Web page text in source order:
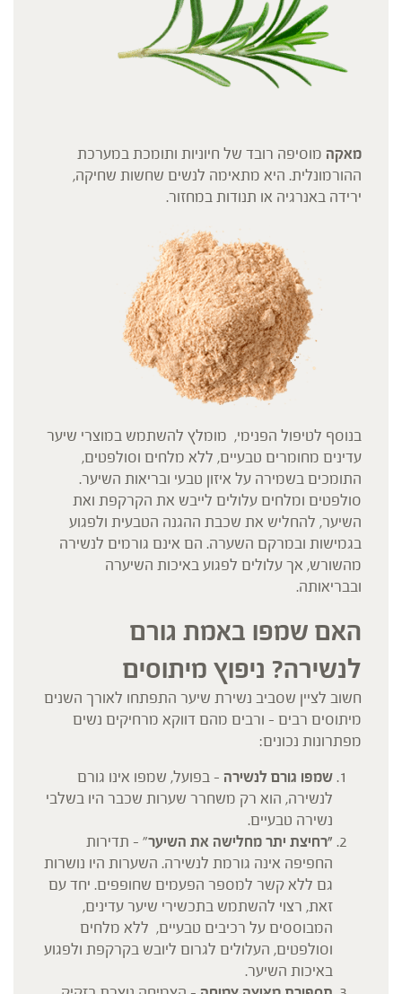
מאקה מוסיפה רובד של חיוניות ותומכת במערכת
ההורמונלית. היא מתאימה לנשים שחשות שחיקה,
ירידה באנרגיה או תנודות במחזור.
בנוסף לטיפול הפנימי, מומלץ להשתמש במוצרי שיער
עדינים מחומרים טבעיים, ללא מלחים וסולפטים,
התומכים בשמירה על איזון טבעי ובריאות השיער.
סולפטים ומלחים עלולים לייבש את הקרקפת ואת
השיער, להחליש את שכבת ההגנה הטבעית ולפגוע
בגמישות ובמרקם השערה. הם אינם גורמים לנשירה
מהשורש, אך עלולים לפגוע באיכות השיערה
ובבריאותה.
האם שמפו באמת גורם
לנשירה? ניפוץ מיתוסים
חשוב לציין שסביב נשירת שיער התפתחו לאורך השנים
מיתוסים רבים – ורבים מהם דווקא מרחיקים נשים
מפתרונות נכונים:
שמפו גורם לנשירה – בפועל, שמפו אינו גורם
לנשירה, הוא רק משחרר שערות שכבר היו בשלבי
נשירה טבעיים.
"רחיצת יתר מחלישה את השיער" – תדירות
החפיפה אינה גורמת לנשירה. השערות היו נושרות
גם ללא קשר למספר הפעמים שחופפים. יחד עם
זאת, רצוי להשתמש בתכשירי שיער עדינים,
המבוססים על רכיבים טבעיים, ללא מלחים
וסולפטים, העלולים לגרום ליובש בקרקפת ולפגוע
באיכות השיער.